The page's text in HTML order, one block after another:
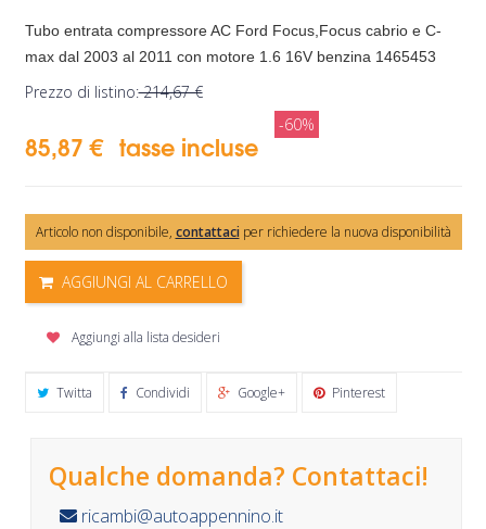
Tubo entrata compressore AC Ford Focus,Focus cabrio eC-
max dal 2003 al 2011 con motore 1.6 16V benzina 1465453
Prezzo di listino:214,67 €
85,87 € tasse incluse
-60%
Articolo non disponibile, contattaciper richiedere la nuova disponibilità
AGGIUNGI AL CARRELLO
Aggiungi alla lista desideri
Twitta Condividi Google+ Pinterest
Qualche domanda? Contattaci!
ricambi@autoappennino.it